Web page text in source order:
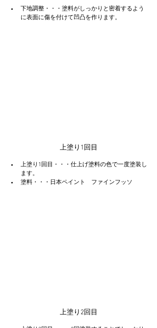
下地調整・・・塗料がしっかりと密着するよう
に表面に傷を付けて凹凸を作ります。
上塗り1回目
上塗り1回目・・・仕上げ塗料の色で一度塗装し
ます。
塗料・・・日本ペイント　ファインフッソ
上塗り2回目